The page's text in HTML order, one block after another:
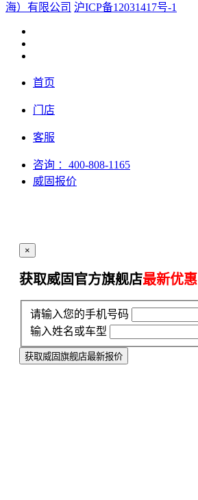
海）有限公司 沪ICP备12031417号-1
首页
门店
客服
咨询 ：400-808-1165
威固报价
×
获取威固官方旗舰店最新优惠
请输入您的手机号码
输入姓名或车型
获取威固旗舰店最新报价